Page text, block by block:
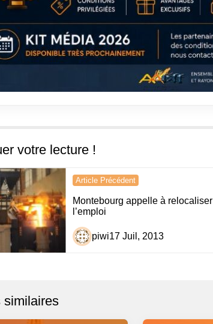
votre lecture !
Article Précédent
Montebourg appelle à relocaliser
l’emploi
piwi17 Juil, 2013
similaires